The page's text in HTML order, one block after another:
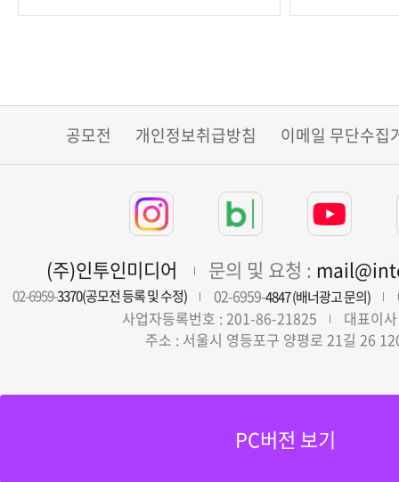
공모전 개인정보취급방침 이메일 무단수집
(주)인투인미디어 문의 및 요청 :
02-6959-3370(공모전 등록 및 수정) 02-6959-4847 (배너광고 문의)
사업자등록번호 : 201-86-21825
대표이
주소 : 서울시 영등포구 양평로 21길 26
PC버전 보기